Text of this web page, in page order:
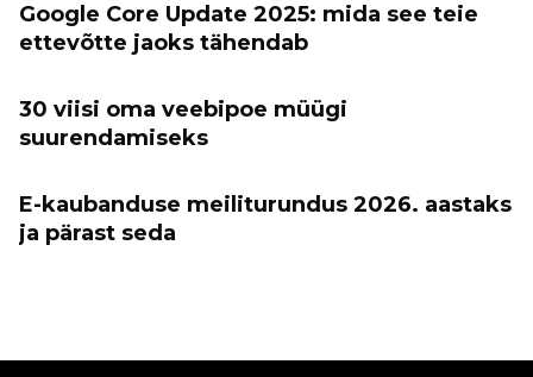
Google Core Update 2025: mida see teie
ettevõtte jaoks tähendab
30 viisi oma veebipoe müügi
suurendamiseks
E-kaubanduse meiliturundus 2026. aastaks
ja pärast seda